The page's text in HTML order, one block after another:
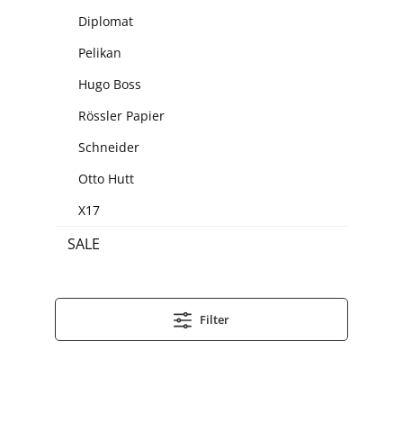
Diplomat
Pelikan
Hugo Boss
Rössler Papier
Schneider
Otto Hutt
X17
SALE
Filter